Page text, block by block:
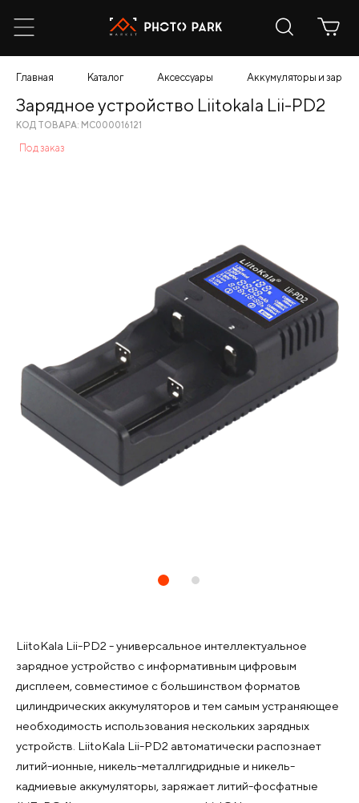
Главная Каталог Аксессуары Аккумуляторы и
LiitoKala Lii-PD2 - универсальное интеллектуальное
зарядное устройство с информативным цифровым
дисплеем, совместимое с большинством форматов
цилиндрических аккумуляторов и тем самым устраняющее
необходимость использования нескольких зарядных
устройств. LiitoKala Lii-PD2 автоматически распознает
литий-ионные, никель-металлгидридные и никель-
кадмиевые аккумуляторы, заряжает литий-фосфатные
Зарядное устройство Liitokala Lii-PD2
КОД ТОВАРА: МС000016121
Под заказ